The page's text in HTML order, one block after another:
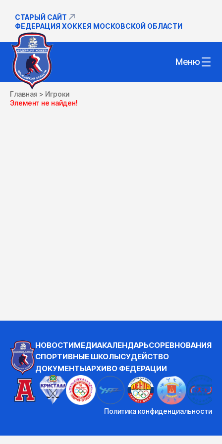
СТАРЫЙ САЙТ
ФЕДЕРАЦИЯ ХОККЕЯ МОСКОВСКОЙ ОБЛАСТИ
Меню
Главная > Игроки
Элемент не найден!
НОВОСТИМЕДИАКАЛЕНДАРЬСОРЕВНОВАНИЯ
СПОРТИВНЫЕ ШКОЛЫСУДЕЙСТВО
ДОКУМЕНТЫАРХИВО ФЕДЕРАЦИИ
Политика конфиденциальности